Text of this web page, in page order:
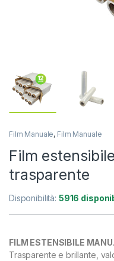
Film Manuale, Film Manuale
Film
trasparente
Disponibilità: 5916
FILM ESTENSIBILE
Trasparente e brillante,